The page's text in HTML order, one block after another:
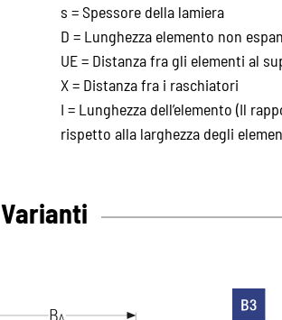
s = Spessore della lamiera
D = Lunghezza elemento non
UE = Distanza fra gli elementi al
X = Distanza fra i raschiatori
I = Lunghezza dell’elemento (Il
rispetto alla larghezza degli
Varianti